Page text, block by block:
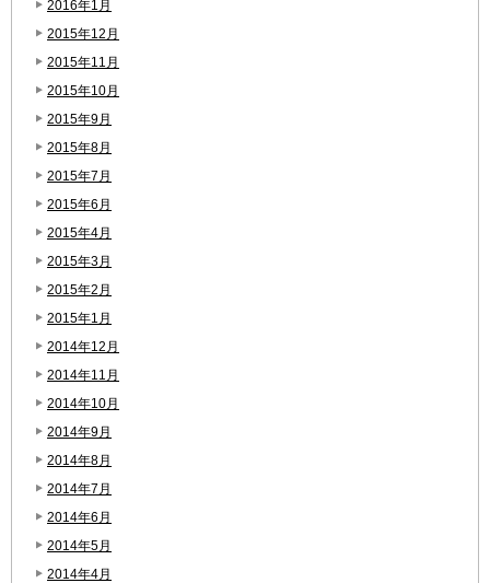
2016年1月
2015年12月
2015年11月
2015年10月
2015年9月
2015年8月
2015年7月
2015年6月
2015年4月
2015年3月
2015年2月
2015年1月
2014年12月
2014年11月
2014年10月
2014年9月
2014年8月
2014年7月
2014年6月
2014年5月
2014年4月